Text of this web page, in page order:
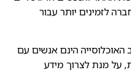
לזמינים יותר עבור
אחוזים מקרב האוכלוסייה הינם אנשים עם
על מנת לצרוך מידע